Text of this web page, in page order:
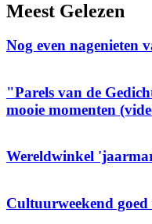
Meest Gelezen
Nog even nagenieten
"Parels van de
mooie momenten
Wereldwinkel
Cultuurweekend